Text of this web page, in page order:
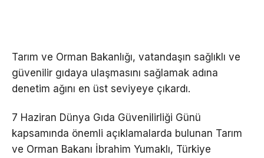
Tarım ve Orman Bakanlığı, vatandaşın sağlıklı ve
güvenilir gıdaya ulaşmasını sağlamak adına
denetim ağını en üst seviyeye çıkardı.
7 Haziran Dünya Gıda Güvenilirliği Günü
kapsamında önemli açıklamalarda bulunan Tarım
ve Orman Bakanı İbrahim Yumaklı, Türkiye